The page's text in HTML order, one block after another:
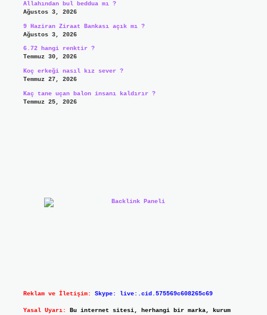
Allahından bul beddua mı ?
Ağustos 3, 2026
9 Haziran Ziraat Bankası açık mı ?
Ağustos 3, 2026
6.72 hangi renktir ?
Temmuz 30, 2026
Koç erkeği nasıl kız sever ?
Temmuz 27, 2026
Kaç tane uçan balon insanı kaldırır ?
Temmuz 25, 2026
Reklam ve İletişim: Skype: live:.cid.575569c608265c69
Yasal Uyarı:
Bu internet sitesi, herhangi bir marka, kurum